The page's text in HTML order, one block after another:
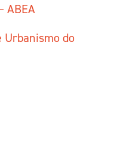
ABEA
Urbanismo do